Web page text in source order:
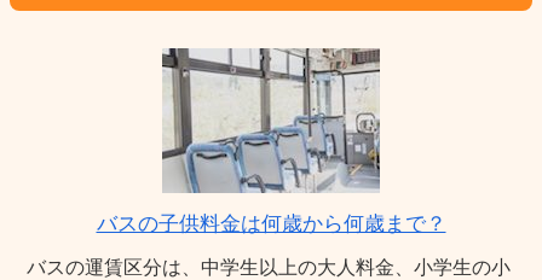
バスの子供料金は何歳から何歳まで？
バスの運賃区分は、中学生以上の大人料金、小学生の小